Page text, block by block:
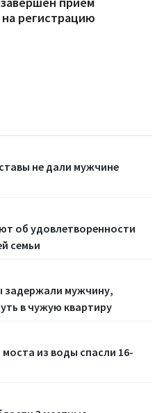
регистрацию
не дали мужчине
об удовлетворенности
семьи
задержали мужчину,
в чужую квартиру
из воды спасли 16-